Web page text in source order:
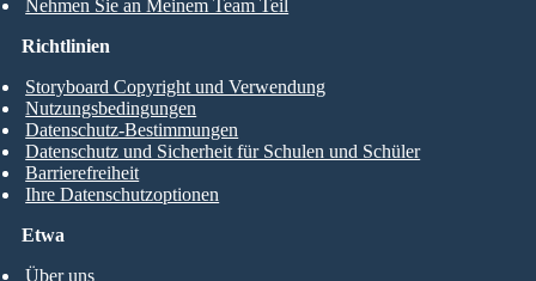
Nehmen Sie an Meinem Team Teil
Etwa
Über uns
Richtlinien
Storyboard Copyright und Verwendung
Nutzungsbedingungen
Datenschutz-Bestimmungen
Datenschutz und Sicherheit für Schulen und Schüler
Barrierefreiheit
Ihre Datenschutzoptionen